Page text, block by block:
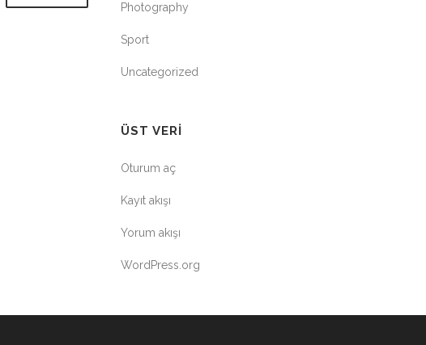
Photography
Sport
Uncategorized
ÜST VERI
Oturum aç
Kayıt akışı
Yorum akışı
WordPress.org